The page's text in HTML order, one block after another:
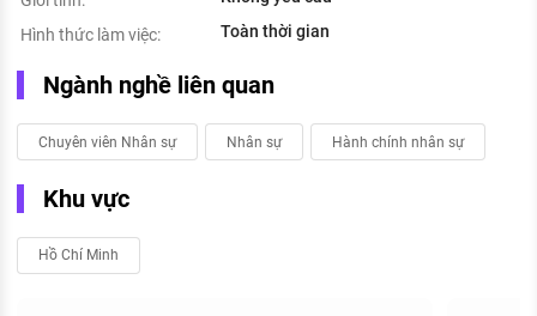
Hình thức làm việc:
Toàn thời gian
Ngành nghề liên quan
Chuyên viên Nhân sự Nhân sự Hành chính nhân sự
Khu vực
Hồ Chí Minh